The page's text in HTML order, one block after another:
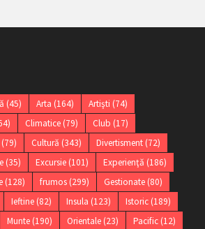
(45) Arta (164) Artişti (74)
Climatice(79) Club (17)
(79) Cultură (343) Divertisment(72)
(35) Excursie(101) Experienţă (186)
(128) frumos(299) Gestionate(80)
Ieftine(82) Insula (123) Istoric(189)
Munte(190) Orientale(23) Pacific(12)